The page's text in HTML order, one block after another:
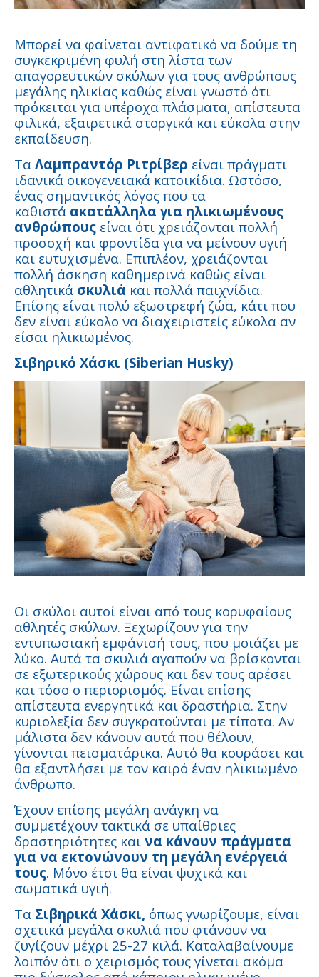
Μπορεί να φαίνεται αντιφατικό να δούμε τη
συγκεκριμένη φυλή στη λίστα των
απαγορευτικών σκύλων για τους ανθρώπους
μεγάλης ηλικίας καθώς είναι γνωστό ότι
πρόκειται για υπέροχα πλάσματα, απίστευτα
φιλικά, εξαιρετικά στοργικά και εύκολα στην
εκπαίδευση.
Τα Λαμπραντόρ Ριτρίβερ είναι πράγματι
ιδανικά οικογενειακά κατοικίδια. Ωστόσο,
ένας σημαντικός λόγος που τα
καθιστά ακατάλληλα για ηλικιωμένους
ανθρώπους είναι ότι χρειάζονται πολλή
προσοχή και φροντίδα για να μείνουν υγιή
και ευτυχισμένα. Επιπλέον, χρειάζονται
πολλή άσκηση καθημερινά καθώς είναι
αθλητικά σκυλιά και πολλά παιχνίδια.
Επίσης είναι πολύ εξωστρεφή ζώα, κάτι που
δεν είναι εύκολο να διαχειριστείς εύκολα αν
είσαι ηλικιωμένος.
Σιβηρικό Χάσκι (Siberian Husky)
Οι σκύλοι αυτοί είναι από τους κορυφαίους
αθλητές σκύλων. Ξεχωρίζουν για την
εντυπωσιακή εμφάνισή τους, που μοιάζει με
λύκο. Αυτά τα σκυλιά αγαπούν να βρίσκονται
σε εξωτερικούς χώρους και δεν τους αρέσει
και τόσο ο περιορισμός. Είναι επίσης
απίστευτα ενεργητικά και δραστήρια. Στην
κυριολεξία δεν συγκρατούνται με τίποτα. Αν
μάλιστα δεν κάνουν αυτά που θέλουν,
γίνονται πεισματάρικα. Αυτό θα κουράσει και
θα εξαντλήσει με τον καιρό έναν ηλικιωμένο
άνθρωπο.
Έχουν επίσης μεγάλη ανάγκη να
συμμετέχουν τακτικά σε υπαίθριες
δραστηριότητες και να κάνουν πράγματα
για να εκτονώνουν τη μεγάλη ενέργειά
τους. Μόνο έτσι θα είναι ψυχικά και
σωματικά υγιή.
Τα Σιβηρικά Χάσκι, όπως γνωρίζουμε, είναι
σχετικά μεγάλα σκυλιά που φτάνουν να
ζυγίζουν μέχρι 25-27 κιλά. Καταλαβαίνουμε
λοιπόν ότι ο χειρισμός τους γίνεται ακόμα